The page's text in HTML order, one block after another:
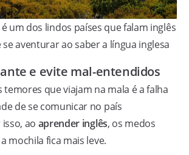
um dos lindos países que falam inglês
aventurar ao saber a língua inglesa
e evite mal-entendidos
que viajam na mala é a falha
de se comunicar no país
ao aprender inglês, os medos
mochila fica mais leve.